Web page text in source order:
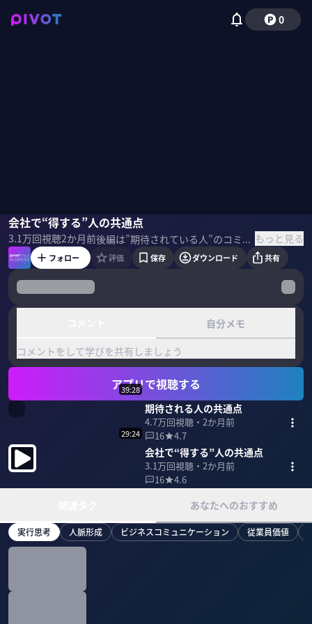
0
会社で“得する”人の共通点
3.1万回視聴2か月前 後編は”期待されている人”のコミュニケーション方法を深掘り。頼られる人ほど空き時間を周囲に見せ、有給をしっかりととっている。その驚きの理由とは？若手社員からマネジメント層まで使える、社外・社内コミュニケーションで信頼を勝ち取るためのTips。 ＜ゲスト＞ 越川慎司｜クロスリバー代表 日系通信社や外資を経て2005年米マイクロソフト入社。日本法人役員として事業責任者を歴任後、17年に独立。働き方デザイナーとして800社超の改革を支援。提供するオンライン講座の満足度は96%、行動変容率は95%を誇る。累計131万部の著書を執筆。 ＜参考文献＞ 越川慎司『815社17万人を分析してわかった 会社から期待されている人の習慣115』 もっと見る
越川慎司野嶋紗己子
フォロー 評価 保存 ダウンロード 共有
自分メモ
コメントをして学びを共有しましょう
アプリで視聴する
39:28
期待される人の共通点
4.7万回視聴・ 2か月前
16
4.7
29:24
会社で“得する”人の共通点
3.1万回視聴・ 2か月前
16
4.6
あなたへのおすすめ
実行思考 人脈形成 ビジネスコミュニケーション 従業員価値